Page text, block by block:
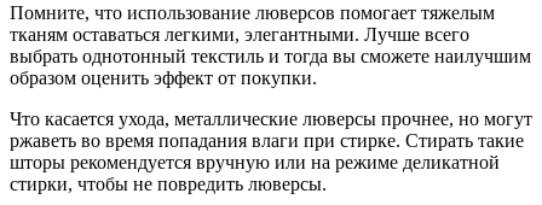
Помните, что использование люверсов помогает тяжелым
тканям оставаться легкими, элегантными. Лучше всего
выбрать однотонный текстиль и тогда вы сможете наилучшим
образом оценить эффект от покупки.
Что касается ухода, металлические люверсы прочнее, но могут
ржаветь во время попадания влаги при стирке. Стирать такие
шторы рекомендуется вручную или на режиме деликатной
стирки, чтобы не повредить люверсы.